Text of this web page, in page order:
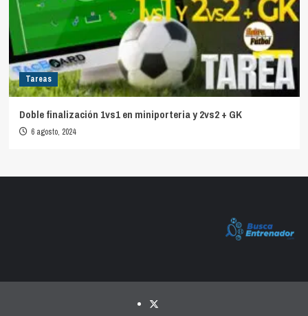
Tareas
Doble finalización 1vs1 en miniporteria y 2vs2 + GK
6 agosto, 2024
Twitter